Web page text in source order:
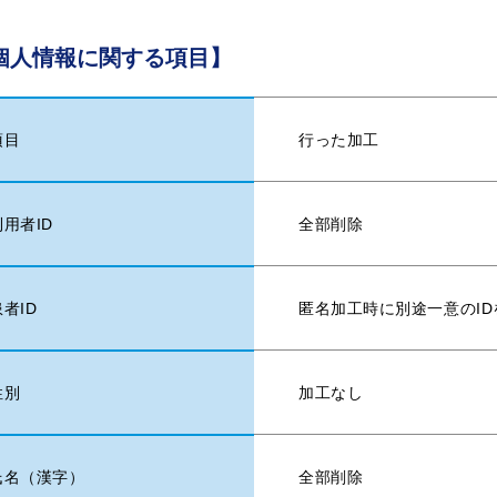
人情報に関する項目】
行った加工
用者ID 全部削除
者ID 匿名加工時に別途一意のID
加工なし
（漢字） 全部削除